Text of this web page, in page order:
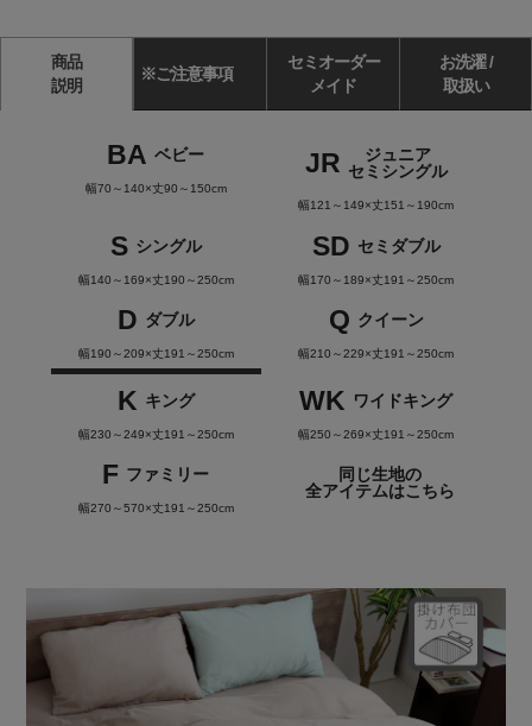
商品
説明
※ご注意事項
セミオーダー
メイド
お洗濯 /
取扱い
BA ベビー
幅70～140×丈90～150cm
JR
ジュニア
セミシングル
幅121～149×丈151～190cm
S シングル
幅140～169×丈190～250cm
SD セミダブル
幅170～189×丈191～250cm
D ダブル
幅190～209×丈191～250cm
Q クイーン
幅210～229×丈191～250cm
K キング
幅230～249×丈191～250cm
WK ワイドキング
幅250～269×丈191～250cm
F ファミリー
幅270～570×丈191～250cm
同じ生地の
全アイテムはこちら